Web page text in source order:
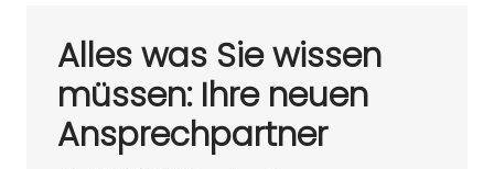
Alles was Sie wissen
müssen: Ihre neuen
Ansprechpartner